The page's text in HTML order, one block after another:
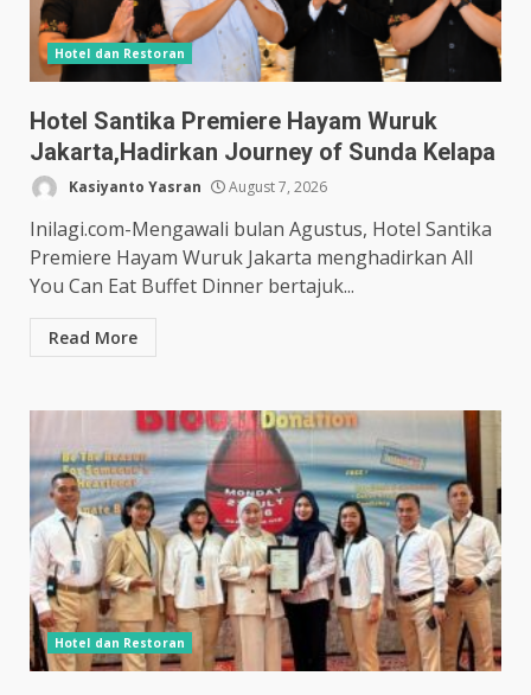
Hotel dan Restoran
Hotel Santika Premiere Hayam Wuruk
Jakarta,Hadirkan Journey of Sunda Kelapa
Kasiyanto Yasran August 7, 2026
Inilagi.com-Mengawali bulan Agustus, Hotel Santika
Premiere Hayam Wuruk Jakarta menghadirkan All
You Can Eat Buffet Dinner bertajuk...
Read More
Hotel dan Restoran